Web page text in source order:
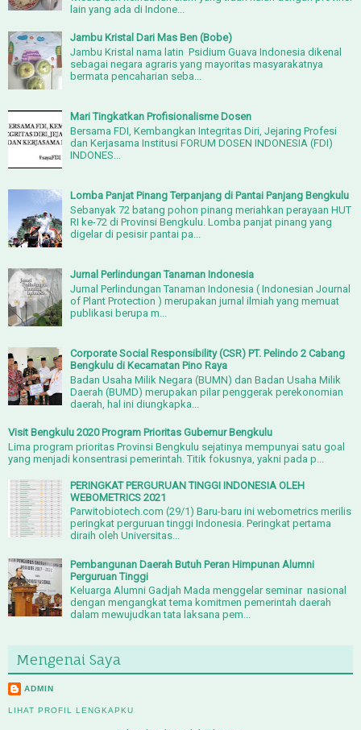
lain yang ada di Indone...
Jambu Kristal Dari Mas Ben (Bobe)
Jambu Kristal nama latin Psidium Guava Indonesia dikenal
sebagai negara agraris yang mayoritas masyarakatnya
bermata pencaharian seba...
Mari Tingkatkan Profisionalisme Dosen
Bersama FDI, Kembangkan Integritas Diri, Jejaring Profesi
dan Kerjasama Institusi FORUM DOSEN INDONESIA (FDI)
INDONES...
Lomba Panjat Pinang Terpanjang di Pantai Panjang Bengkulu
Sebanyak 72 batang pohon pinang meriahkan perayaan HUT
RI ke-72 di Provinsi Bengkulu. Lomba panjat pinang yang
digelar di pesisir pantai pa...
Jurnal Perlindungan Tanaman Indonesia
Jurnal Perlindungan Tanaman Indonesia ( Indonesian Journal
of Plant Protection ) merupakan jurnal ilmiah yang memuat
publikasi berupa m...
Corporate Social Responsibility (CSR) PT. Pelindo 2 Cabang
Bengkulu di Kecamatan Pino Raya
Badan Usaha Milik Negara (BUMN) dan Badan Usaha Milik
Daerah (BUMD) merupakan pilar penggerak perekonomian
daerah, hal ini diungkapka...
Visit Bengkulu 2020 Program Prioritas Gubernur Bengkulu
Lima program prioritas Provinsi Bengkulu sejatinya mempunyai satu goal
yang menjadi konsentrasi pemerintah. Titik fokusnya, yakni pada p...
PERINGKAT PERGURUAN TINGGI INDONESIA OLEH
WEBOMETRICS 2021
Parwitobiotech.com (29/1) Baru-baru ini webometrics merilis
peringkat perguruan tinggi Indonesia. Peringkat pertama
diraih oleh Universitas...
Pembangunan Daerah Butuh Peran Himpunan Alumni
Perguruan Tinggi
Keluarga Alumni Gadjah Mada menggelar seminar nasional
dengan mengangkat tema komitmen pemerintah daerah
dalam mewujudkan tata laksana pem...
Mengenai Saya
ADMIN
LIHAT PROFIL LENGKAPKU